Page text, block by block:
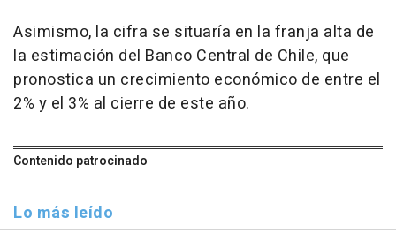
Asimismo, la cifra se situaría en la franja alta de
la estimación del Banco Central de Chile, que
pronostica un crecimiento económico de entre el
2% y el 3% al cierre de este año.
Contenido patrocinado
Lo más leído